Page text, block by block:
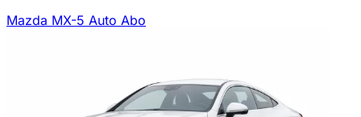
Mazda MX-5 Auto Abo